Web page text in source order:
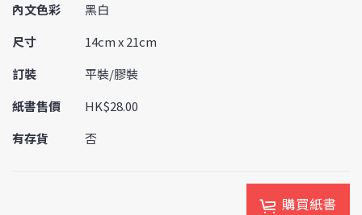
內文色彩
黑白
尺寸
14cm x 21cm
訂裝
平裝/膠裝
紙書售價
HK$28.00
有存貨
否
購買紙書